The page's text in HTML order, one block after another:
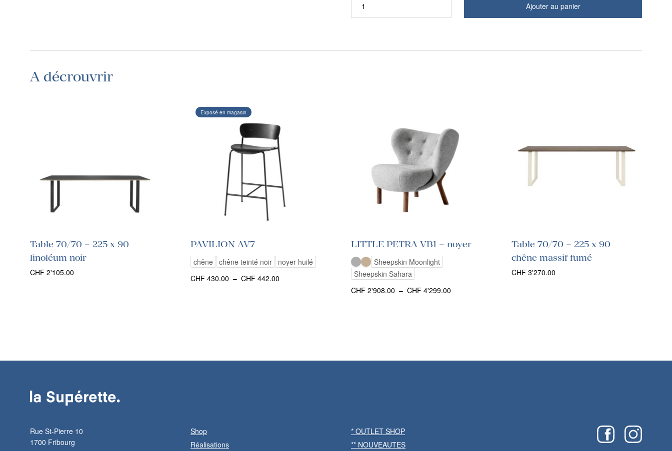
Ajouter au panier
A décrouvrir
Table 70/70 – 225 x 90 _
linoléum noir
CHF 2'105.00
PAVILION AV7
chêne chêne teinté noir
noyer huilé
CHF 430.00 – CHF 442.00
Exposé en magasin
LITTLE PETRA VB1 – noyer
Sheepskin Moonlight
Sheepskin Sahara
CHF 2'908.00 – CHF 4'299.00
Table 70/70 – 225 x 90 _
chêne massif fumé
CHF 3'270.00
Rue St-Pierre 10
1700 Fribourg
Shop
Réalisations
* OUTLET SHOP
** NOUVEAUTES